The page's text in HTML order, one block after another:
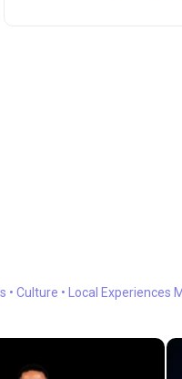
• Culture • Local Experiences